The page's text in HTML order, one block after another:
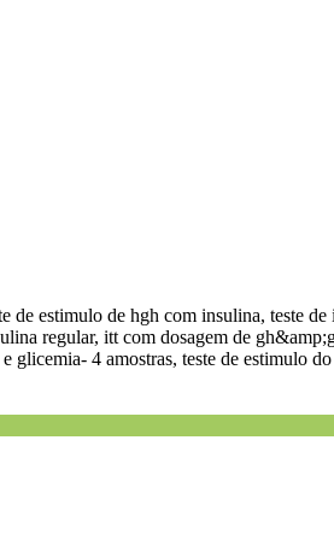
de estimulo de hgh com insulina, teste
regular, itt com dosagem de
4 amostras, teste de estimulo